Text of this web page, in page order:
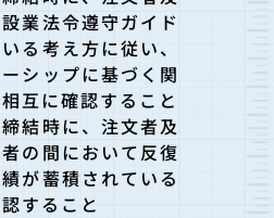
業法令遵守ガイド
る考え方に従い、
シップに基づく関
互に確認すること
結時に、注文者及
の間において反復
が蓄積されている
すること